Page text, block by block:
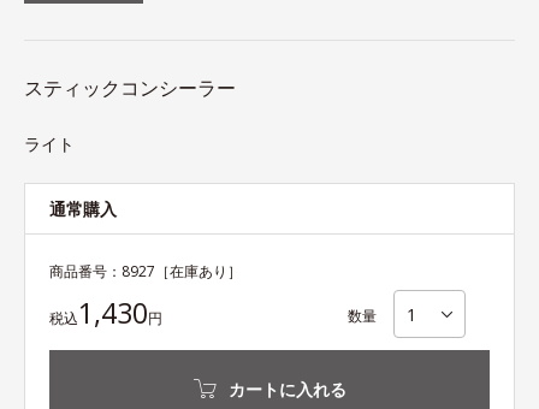
スティックコンシーラー
ライト
通常購入
商品番号： 8927 ［在庫あり］
税込1,430円 数量
カートに入れる